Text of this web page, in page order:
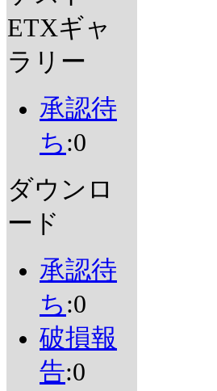
ETXギャ
ラリー
承認待
ち :0
ダウンロ
ード
承認待
ち :0
破損報
告:0